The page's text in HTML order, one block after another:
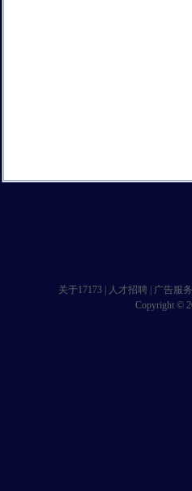
关于17173 人才招聘
广告服务
Copyright ©